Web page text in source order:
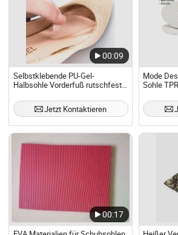
00:09
Selbstklebende PU-Gel-
Halbsohle Vorderfuß rutschfeste
Jetzt Kontaktieren
Mode
Sohle
00:17